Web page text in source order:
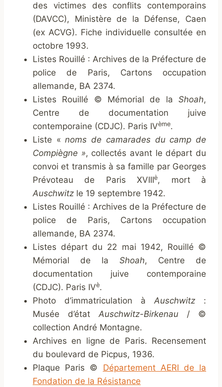
des victimes des conflits contemporains
(DAVCC), Ministère de la Défense, Caen
(ex ACVG). Fiche individuelle consultée en
octobre 1993.
Listes Rouillé : Archives de la Préfecture de
police de Paris, Cartons occupation
allemande, BA 2374.
Listes Rouillé © Mémorial de la Shoah,
Centre de documentation juive
contemporaine (CDJC). Paris IVème.
Liste «noms de camarades du camp de
Compiègne », collectés avant le départ du
convoi et transmis à sa famille par Georges
Prévoteau de Paris XVIIIè, mort à
Auschwitz le 19 septembre 1942.
Listes Rouillé : Archives de la Préfecture de
police de Paris, Cartons occupation
allemande, BA 2374.
Listes départ du 22 mai 1942, Rouillé ©
Mémorial de la Shoah, Centre de
documentation juive contemporaine
(CDJC). Paris IVè.
Photo d’immatriculation à Auschwitz :
Musée d’état Auschwitz-Birkenau / ©
collection André Montagne.
Archives en ligne de Paris. Recensement
du boulevard de Picpus, 1936.
Plaque Paris © Département AERI de la
Fondation de la Résistance